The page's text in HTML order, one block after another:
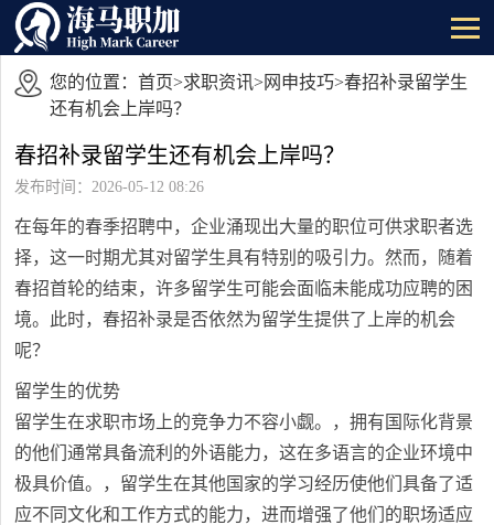
您的位置： 首页>求职资讯>网申技巧>春招补录留学生
还有机会上岸吗？
春招补录留学生还有机会上岸吗？
发布时间：2026-05-12 08:26
在每年的春季招聘中，企业涌现出大量的职位可供求职者选
择，这一时期尤其对留学生具有特别的吸引力。然而，随着
春招首轮的结束，许多留学生可能会面临未能成功应聘的困
境。此时，春招补录是否依然为留学生提供了上岸的机会
呢？
留学生的优势
留学生在求职市场上的竞争力不容小觑。，拥有国际化背景
的他们通常具备流利的外语能力，这在多语言的企业环境中
极具价值。，留学生在其他国家的学习经历使他们具备了适
应不同文化和工作方式的能力，进而增强了他们的职场适应